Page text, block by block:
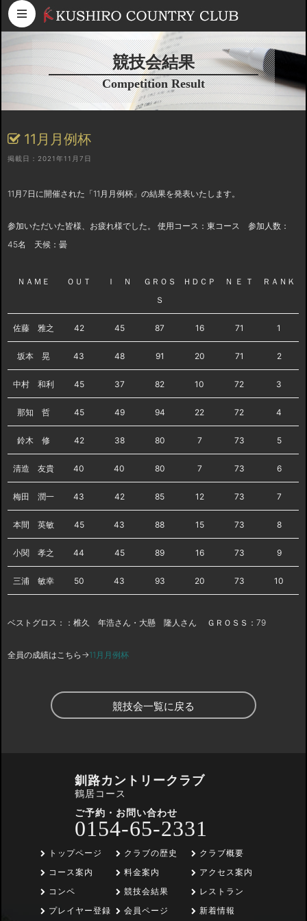
コンテンツへスキップ
競技会結果
Competition Result
11月月例杯
掲載日：2021年11月7日
11月7日に開催された「11月月例杯」の結果を発表いたします。
参加いただいた皆様、お疲れ様でした。 使用コース：東コース 参加人数：
45名 天候：曇
ＮＡＭＥ ＯＵＴ Ｉ Ｎ
ＧＲＯＳ
Ｓ
ＨＤＣＰ Ｎ Ｅ Ｔ ＲＡＮＫ
佐藤 雅之 42 45 87 16 71 1
坂本 晃 43 48 91 20 71 2
中村 和利 45 37 82 10 72 3
那知 哲 45 49 94 22 72 4
鈴木 修 42 38 80 7 73 5
清造 友貴 40 40 80 7 73 6
梅田 潤一 43 42 85 12 73 7
本間 英敏 45 43 88 15 73 8
小関 孝之 44 45 89 16 73 9
三浦 敏幸 50 43 93 20 73 10
ベストグロス：：椎久 年浩さん・大懸 隆人さん ＧＲＯＳＳ：79
全員の成績はこちら→11月月例杯
競技会一覧に戻る
釧路カントリークラブ
鶴居コース
ご予約・お問い合わせ
0154-65-2331
トップページ
コース案内
コンペ
プレイヤー登録
クラブの歴史
料金案内
競技会結果
会員ページ
クラブ概要
アクセス案内
レストラン
新着情報